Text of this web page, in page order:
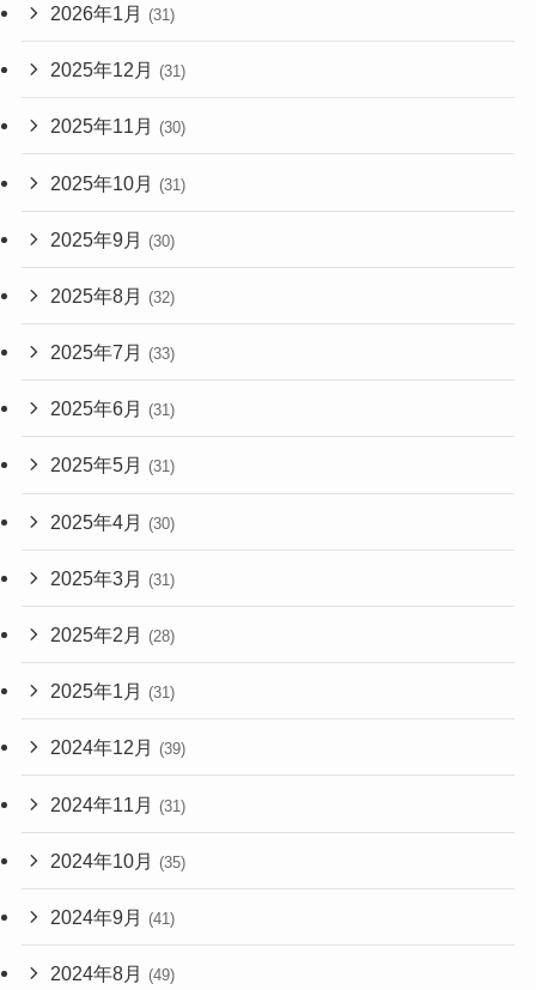
2026年1月 (31)
2025年12月 (31)
2025年11月 (30)
2025年10月 (31)
2025年9月 (30)
2025年8月 (32)
2025年7月 (33)
2025年6月 (31)
2025年5月 (31)
2025年4月 (30)
2025年3月 (31)
2025年2月 (28)
2025年1月 (31)
2024年12月 (39)
2024年11月 (31)
2024年10月 (35)
2024年9月 (41)
2024年8月 (49)